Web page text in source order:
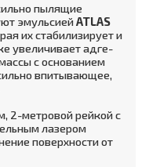
пылящие
эмульсиейATLAS
их ста­билизирует и
увеличивает адге­
с основанием
впитывающее,
2-метровой рейкой с
лазером
по­верхности от